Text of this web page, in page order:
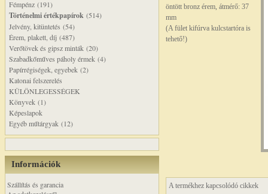
Fémpénz (191)
Történelmi értékpapírok (514)
Jelvény, kitüntetés (54)
Érem, plakett, díj (487)
Verőtövek és gipsz minták (20)
Szabadkőműves páholy érmek (4)
Papírrégiségek, egyebek (2)
Katonai felszerelés
KÜLÖNLEGESSÉGEK
Könyvek (1)
Képeslapok
Egyéb műtárgyak (12)
Információk
Szállítás és garancia
öntött bronz érem, átmérő: 37
mm
(A fület kifúrva kulcstartóra is
tehető!)
A termékhez kapcsolódó cikkek